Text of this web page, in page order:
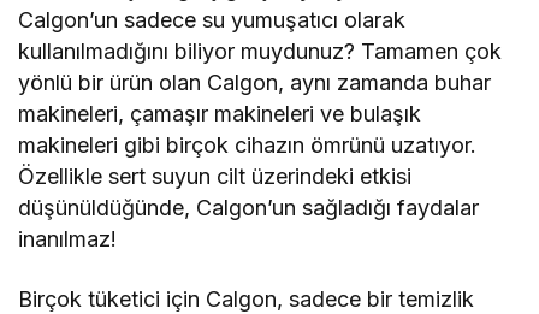
Calgon’un sadece su yumuşatıcı olarak
kullanılmadığını biliyor muydunuz? Tamamen çok
yönlü bir ürün olan Calgon, aynı zamanda buhar
makineleri, çamaşır makineleri ve bulaşık
makineleri gibi birçok cihazın ömrünü uzatıyor.
Özellikle sert suyun cilt üzerindeki etkisi
düşünüldüğünde, Calgon’un sağladığı faydalar
inanılmaz!
Birçok tüketici için Calgon, sadece bir temizlik